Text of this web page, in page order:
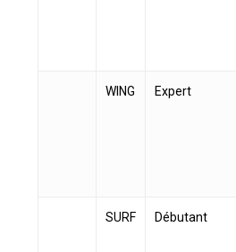
WING Expert
SURF Débutant